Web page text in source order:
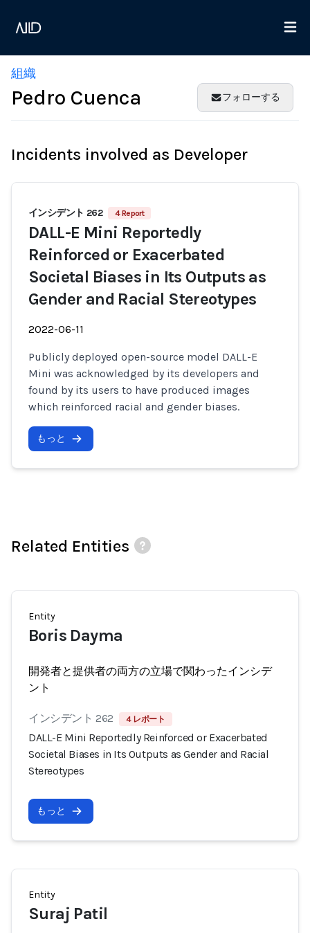
組織
Pedro Cuenca フォローする
Incidents involved as Developer
インシデント 262 4 Report
DALL-E Mini Reportedly
Reinforced or Exacerbated
Societal Biases in Its Outputs as
Gender and Racial Stereotypes
2022-06-11
Publicly deployed open-source model DALL-E
Mini was acknowledged by its developers and
found by its users to have produced images
which reinforced racial and gender biases.
もっと
Related Entities
Entity
Boris Dayma
開発者と提供者の両方の立場で関わったインシデ
ント
インシデント 262 4 レポート
DALL-E Mini Reportedly Reinforced or Exacerbated
Societal Biases in Its Outputs as Gender and Racial
Stereotypes
もっと
Entity
Suraj Patil